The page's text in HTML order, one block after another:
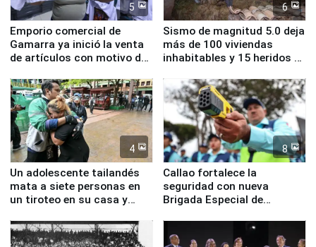
5
Emporio comercial de
Gamarra ya inició la venta
de artículos con motivo de
6
Sismo de magnitud 5.0 deja
más de 100 viviendas
inhabitables y 15 heridos en
4
Un adolescente tailandés
mata a siete personas en
un tiroteo en su casa y
8
Callao fortalece la
seguridad con nueva
Brigada Especial de
equipamiento para
Serenazgo